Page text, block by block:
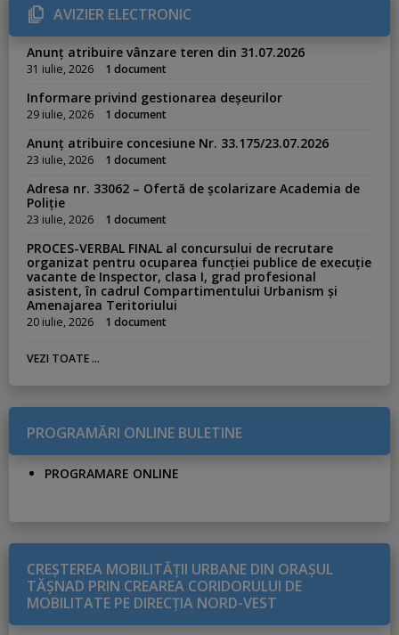
r
i
e
s
AVIZIER ELECTRONIC
Anunț atribuire vânzare teren din 31.07.2026
31 iulie, 2026 1 document
Informare privind gestionarea deșeurilor
29 iulie, 2026 1 document
Anunț atribuire concesiune Nr. 33.175/23.07.2026
23 iulie, 2026 1 document
Adresa nr. 33062 – Ofertă de școlarizare Academia de
Poliție
23 iulie, 2026 1 document
PROCES-VERBAL FINAL al concursului de recrutare
organizat pentru ocuparea funcției publice de execuție
vacante de Inspector, clasa I, grad profesional
asistent, în cadrul Compartimentului Urbanism și
Amenajarea Teritoriului
20 iulie, 2026 1 document
VEZI TOATE ...
PROGRAMĂRI ONLINE BULETINE
PROGRAMARE ONLINE
CREŞTEREA MOBILITĂŢII URBANE DIN ORAŞUL
TĂŞNAD PRIN CREAREA CORIDORULUI DE
MOBILITATE PE DIRECŢIA NORD-VEST